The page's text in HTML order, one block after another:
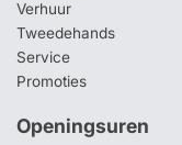
Verhuur
Tweedehands
Service
Promoties
Openingsuren